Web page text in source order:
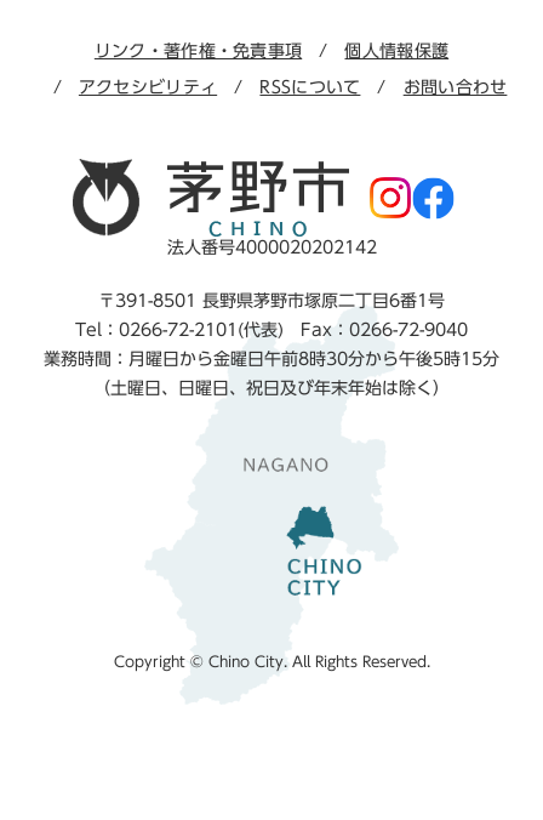
リンク・著作権・免責事項 個人情報保護
アクセシビリティ RSSについて お問い合わせ
法人番号4000020202142
〒391-8501 長野県茅野市塚原二丁目6番1号
Tel：0266-72-2101(代表) Fax：0266-72-9040
業務時間：月曜日から金曜日午前8時30分から午後5時15分
（土曜日、日曜日、祝日及び年末年始は除く）
Copyright © Chino City. All Rights Reserved.